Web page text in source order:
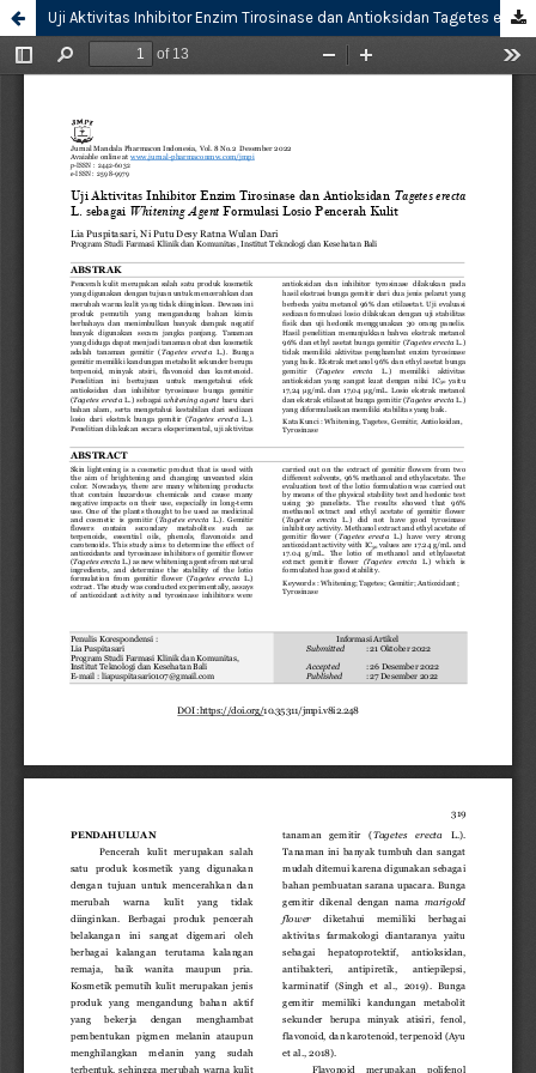
Uji Aktivitas Inhibitor Enzim Tirosinase dan Antioksidan Tagetes erecta L. sebagai Whitening Agent Formulasi Losio Pencerah Kulit